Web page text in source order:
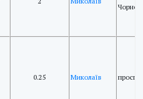
0.25 Миколаїв просп.